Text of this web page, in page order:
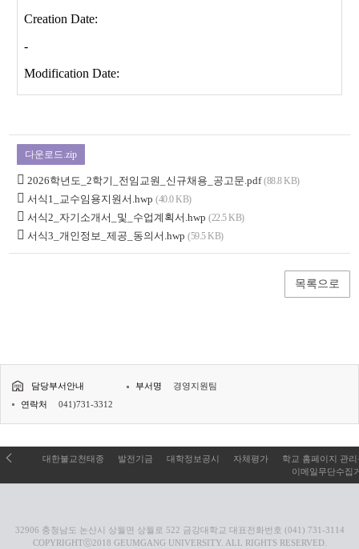
다운로드.zip
2026학년도_2학기_전임교원_신규채용_공고문.pdf (88.8 KB)
서식1_교수임용지원서.hwp (40.0 KB)
서식2_자기소개서_및_수업계획서.hwp (22.5 KB)
서식3_개인정보_제공_동의서.hwp (59.5 KB)
목록으로
담당부서안내 부서명
경영지원팀
연락처
041)731-3312
대한불교천태종 발전기금 대학정보공시 자체평가
학교 홈페이지 관
이메일무단수집
32906 충청남도 논산시 상월면 상월로 522 금강대학교 대표전화번호 (041) 731-3114
COPYRIGHTⓒ2018 GEUMGANG UNIVERSITY. ALL RIGHTS RESERVED.